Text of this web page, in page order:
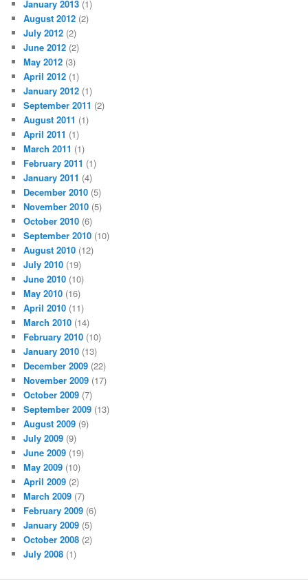
January 2013 (1)
August 2012 (2)
July 2012 (2)
June 2012 (2)
May 2012 (3)
April 2012 (1)
January 2012 (1)
September 2011 (2)
August 2011 (1)
April 2011 (1)
March 2011 (1)
February 2011 (1)
January 2011 (4)
December 2010 (5)
November 2010 (5)
October 2010 (6)
September 2010 (10)
August 2010 (12)
July 2010 (19)
June 2010 (10)
May 2010 (16)
April 2010 (11)
March 2010 (14)
February 2010 (10)
January 2010 (13)
December 2009 (22)
November 2009 (17)
October 2009 (7)
September 2009 (13)
August 2009 (9)
July 2009 (9)
June 2009 (19)
May 2009 (10)
April 2009 (2)
March 2009 (7)
February 2009 (6)
January 2009 (5)
October 2008 (2)
July 2008 (1)